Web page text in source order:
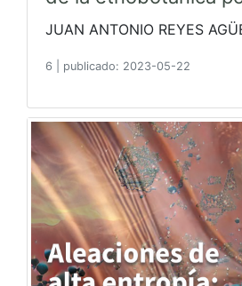
JUAN ANTONIO REYES
6 publicado: 2023-05-22